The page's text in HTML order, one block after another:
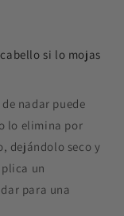
si lo mojas
nadar puede
lo elimina por
dejándolo seco y
un
para una